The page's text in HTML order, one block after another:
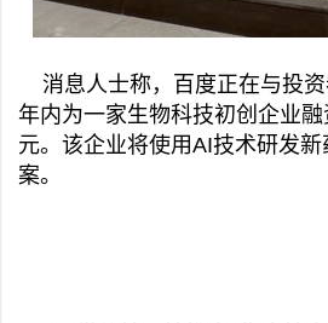
消息人士称，百度正在与投
年内为一家生物科技初创企业
元。该企业将使用AI技术研发
案。